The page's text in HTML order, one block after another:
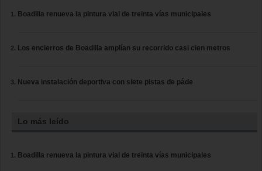
Boadilla renueva la pintura vial de treinta vías municipales
Los encierros de Boadilla amplían su recorrido casi cien metros
Nueva instalación deportiva con siete pistas de páde
Lo más leído
Boadilla renueva la pintura vial de treinta vías municipales